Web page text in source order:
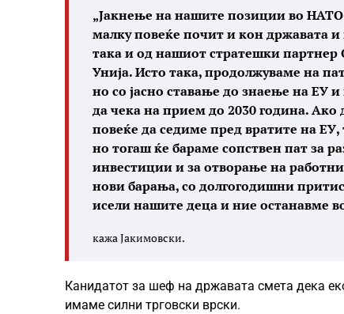
„Јакнење на нашите позиции во
малку повеќе почит и кон државата
така и од нашиот стратешки
Унија. Исто така, продолжуваме на
но со јасно ставање до знаење на ЕУ
да чека на прием до 2030 година.
повеќе да седиме пред вратите на
но тогаш ќе бараме сопствен пат за
инвестиции и за отворање на
нови барања, со долгогодишни
исели нашите деца и ние останавме
кажа Јакимовски.
Канидатот за шеф на државата смета дека
имаме силни трговски врски.